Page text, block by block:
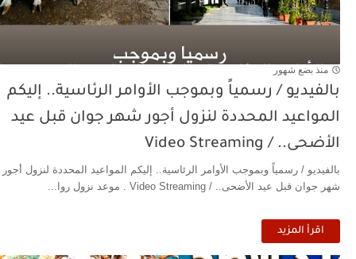
منذ بضع شهور
بالفيديو / رسمياً وبموجب الأوامر الرئاسية.. إليكم
المواعيد المحددة لنزول أجور شهر جوان قبل عيد
الأضحى.. / Video Streaming
بالفيديو / رسمياً وبموجب الأوامر الرئاسية.. إليكم المواعيد المحددة لنزول أجور
شهر جوان قبل عيد الأضحى.. / Video Streaming . موعد نزول روا...
اقرأ المزيد